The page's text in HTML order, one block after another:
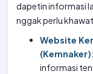
dapetin informasi
nggak perlu
Website
informasi